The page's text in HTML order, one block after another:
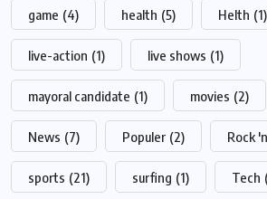
game (4) health (5) Helth (1)
live-action (1) live shows (1)
mayoral candidate (1) movies (2)
News (7) Populer (2) Rock
sports (21) surfing (1) Tech